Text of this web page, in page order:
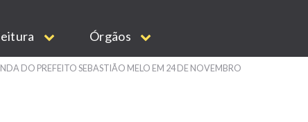
Órgãos
DO PREFEITO SEBASTIÃO MELO EM 24 DE NOVEMBRO